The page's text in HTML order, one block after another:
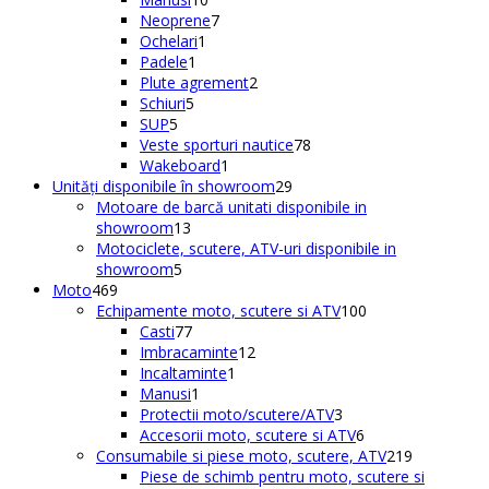
produse
Neoprene77
Ochelari1
Padele1
produs
Plute agrement2
Schiuri5
SUP5
produse
Veste sporturi nautice78
Wakeboard1
produs
Unități disponibile în showroom29
de
Motoare de barcă unitati disponibile in
showroom13
produse
Motociclete, scutere, ATV-uri disponibile in
showroom5
Moto469
de
produse
Echipamente moto, scutere si ATV100
Casti7777
de
produse
Imbracaminte12
Incaltaminte1
Manusi1
produs
Protectii moto/scutere/ATV3
produse
Accesorii moto, scutere si ATV6
produse
Consumabile si piese moto, scutere, ATV219
produse
Piese de schimb pentru moto, scutere si